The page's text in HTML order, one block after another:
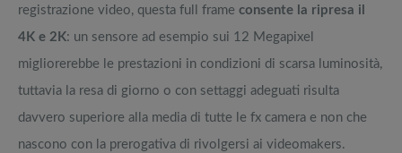
registrazione video, questa full frame consente la ripresa il
4K e 2K: un sensore ad esempio sui 12 Megapixel
migliorerebbe le prestazioni in condizioni di scarsa luminosità,
tuttavia la resa di giorno o con settaggi adeguati risulta
davvero superiore alla media di tutte le fx camera e non che
nascono con la prerogativa di rivolgersi ai videomakers.